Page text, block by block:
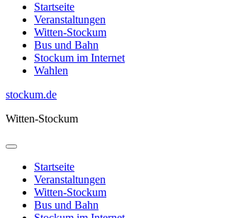
Startseite
Veranstaltungen
Witten-Stockum
Bus und Bahn
Stockum im Internet
Wahlen
stockum.de
Witten-Stockum
Startseite
Veranstaltungen
Witten-Stockum
Bus und Bahn